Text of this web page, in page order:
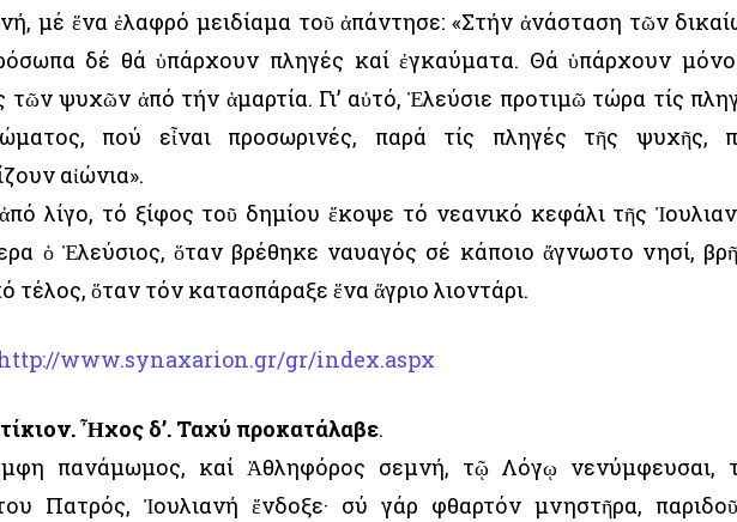
μέ ἕνα ἐλαφρό μειδίαμα τοῦ ἀπάντησε: «Στήν ἀνάσταση τῶν
δέ θά ὑπάρχουν πληγές καί ἐγκαύματα. Θά ὑπάρχουν μόνο
τῶν ψυχῶν ἀπό τήν ἁμαρτία. Γι’ αὐτό, Ἐλεύσιε προτιμῶ τώρα τίς
πού εἶναι προσωρινές, παρά τίς πληγές τῆς ψυχῆς,
αἰώνια».
λίγο, τό ξίφος τοῦ δημίου ἔκοψε τό νεανικό κεφάλι τῆς
ὁ Ἐλεύσιος, ὅταν βρέθηκε ναυαγός σέ κάποιο ἄγνωστο νησί,
τέλος, ὅταν τόν κατασπάραξε ἕνα ἄγριο λιοντάρι.
www.synaxarion.gr/gr/index.aspx
Ἦχος δ’. Ταχύ προκατάλαβε.
πανάμωμος, καί Ἀθληφόρος σεμνή, τῷ Λόγῳ νενύμφευσαι,
Πατρός, Ἰουλιανή ἔνδοξε· σύ γάρ φθαρτόν μνηστῆρα,